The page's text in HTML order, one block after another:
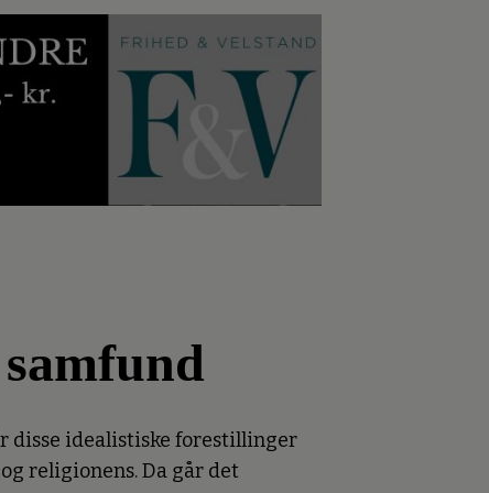
disse idealistiske forestillinger
religionens. Da går det